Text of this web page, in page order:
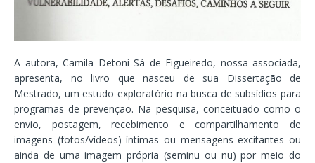
A autora, Camila Detoni Sá de Figueiredo, nossa associada,
apresenta, no livro que nasceu de sua Dissertação de
Mestrado, um estudo exploratório na busca de subsídios para
programas de prevenção. Na pesquisa, conceituado como o
envio, postagem, recebimento e compartilhamento de
imagens (fotos/vídeos) íntimas ou mensagens excitantes ou
ainda de uma imagem própria (seminu ou nu) por meio do